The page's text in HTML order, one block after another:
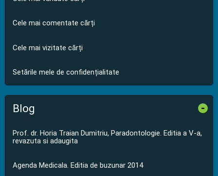
Cele mai comentate cărți
Cele mai vizitate cărți
Setările mele de confidențialitate
Blog -
Prof. dr. Horia Traian Dumitriu, Paradontologie. Editia a V-a,
revazuta si adaugita
Agenda Medicala. Editia de buzunar 2014